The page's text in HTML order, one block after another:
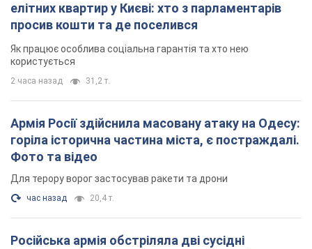
елітних квартир у Києві: хто з парламентарів
просив кошти та де поселився
Як працює особлива соціальна гарантія та хто нею
користується
2 часа назад 31,2 т.
Армія Росії здійснила масовану атаку на Одесу:
горіла історична частина міста, є постраждалі.
Фото та відео
Для терору ворог застосував ракети та дрони
час назад 20,4 т.
Російська армія обстріляла дві сусідні